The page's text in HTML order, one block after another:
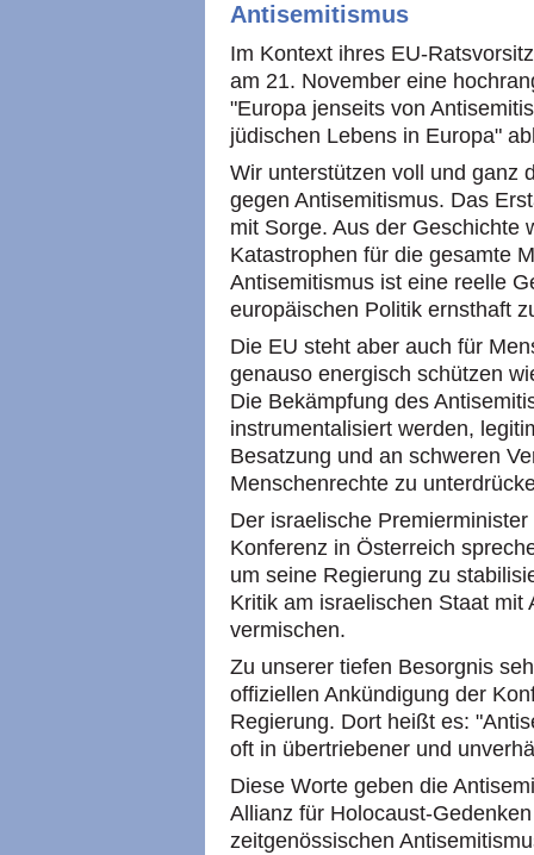
Antisemitismus
Im Kontext ihres EU-
am 21. November eine
"Europa jenseits von
jüdischen Lebens in Europa"
Wir unterstützen voll und ganz
gegen Antisemitismus. Das
mit Sorge. Aus der Geschichte
Katastrophen für die gesamte
Antisemitismus ist eine reelle
europäischen Politik ernsthaft
Die EU steht aber auch für
genauso energisch schützen
Die Bekämpfung des
instrumentalisiert werden,
Besatzung und an schweren
Menschenrechte zu
Der israelische
Konferenz in Österreich
um seine Regierung zu
Kritik am israelischen Staat mit
vermischen.
Zu unserer tiefen Besorgnis
offiziellen Ankündigung der
Regierung. Dort heißt es:
oft in übertriebener und
Diese Worte geben die
Allianz für Holocaust-
zeitgenössischen